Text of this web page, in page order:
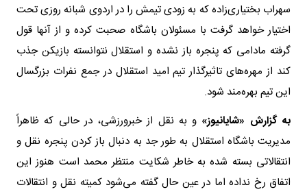
سهراب بختیاری‌زاده که به زودی تیمش را در اردوی شبانه روزی تحت
اختیار خواهد گرفت با مسئولان باشگاه صحبت کرده و از آنها قول
گرفته مادامی که پنجره باز نشده و استقلال نتوانسته بازیکن جذب
کند از مهره‌های تاثیرگذار تیم امید استقلال در جمع نفرات بزرگسال
این تیم بهره‌مند شود.
به گزارش «شایانیوز» و به نقل از خبرورزشی، در حالی که ظاهراً
مدیریت باشگاه استقلال به طور جد به دنبال باز کردن پنجره نقل و
انتقالاتی بسته شده به خاطر شکایت منتظر محمد است هنوز این
اتفاق رخ نداده اما در عین حال گفته می‌شود کمیته نقل و انتقالات